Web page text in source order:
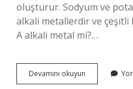
oluşturur. Sodyum ve
alkali metallerdir ve
A alkali metal mi?…
Devamını okuyun
Alkali